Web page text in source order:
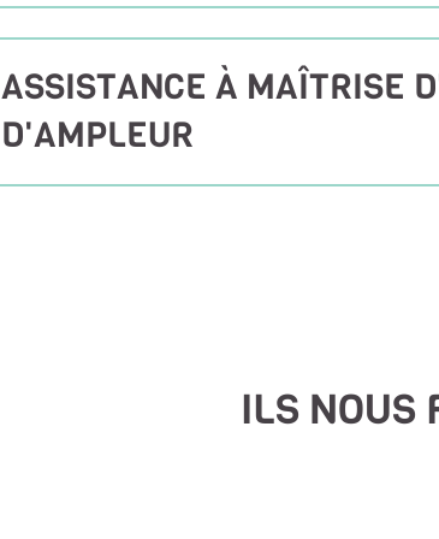
ASSISTANCE À MAÎTRISE
D'AMPLEUR
ILS NOUS